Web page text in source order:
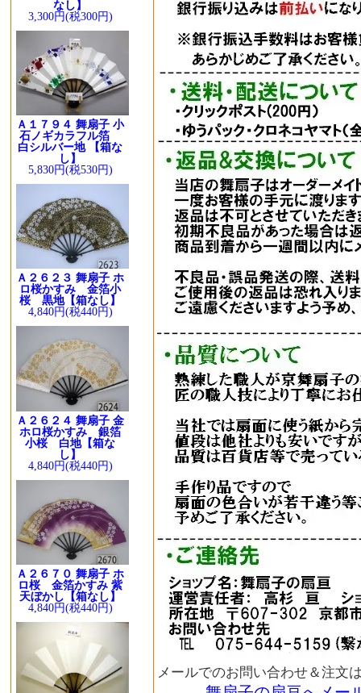
なし】
3,300円(税300円)
Ａ１７９４ 舞扇子 小
石ノギカラフル箔
白シルバー地 【箱な
し】
5,830円(税530円)
Ａ２６２３ 舞扇子 ホ
ロ桜かすみ 金箔小
桜 黒地【箱なし】
4,840円(税440円)
Ａ２６２４ 舞扇子 金
ホロ桜かすみ 銀箔
小桜 白地【箱な
し】
4,840円(税440円)
Ａ２６７０ 舞扇子 ホ
ロ桜 金箔かすみ 紫
天ぼかし【箱なし】
4,840円(税440円)
メールでのお問い合わせ＆注文